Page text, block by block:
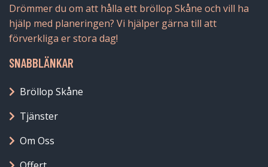
Drömmer du om att hålla ett bröllop Skåne och vill ha
hjälp med planeringen? Vi hjälper gärna till att
förverkliga er stora dag!
SNABBLÄNKAR
Bröllop Skåne
Tjänster
Om Oss